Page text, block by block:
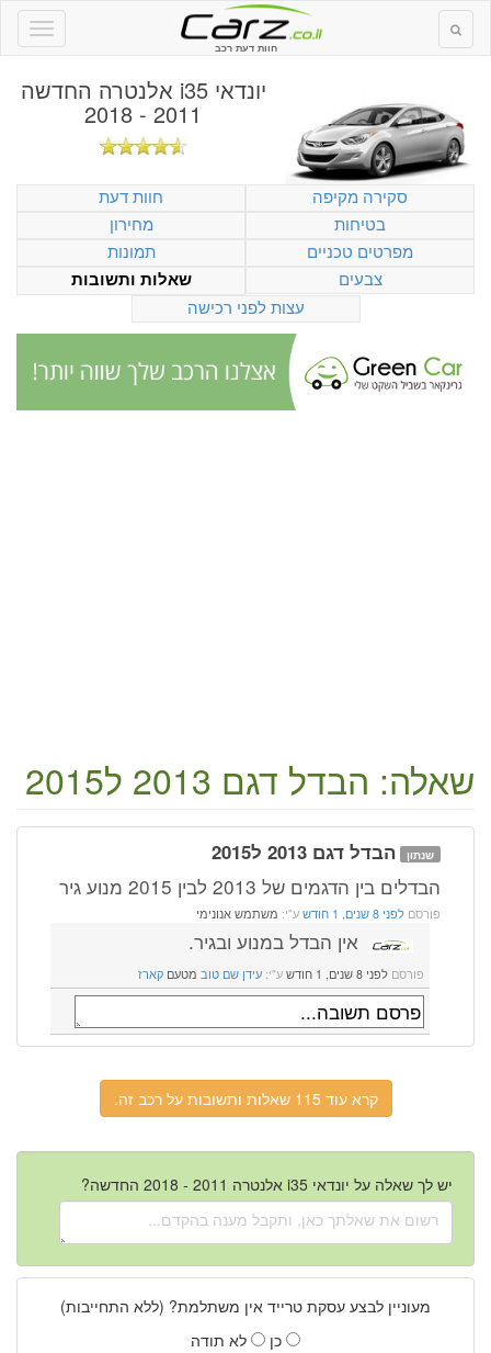
חוות דעת רכב
יונדאי i35 אלנטרה החדשה
2011 - 2018
סקירה מקיפה
חוות דעת
בטיחות
מחירון
מפרטים טכניים
תמונות
צבעים
שאלות ותשובות
עצות לפני רכישה
שאלה: הבדל דגם 2013 ל2015
שנתון הבדל דגם 2013 ל2015
הבדלים בין הדגמים של 2013 לבין 2015 מנוע גיר
פורסם לפני 8 שנים, 1 חודש ע"י: משתמש אנונימי
אין הבדל במנוע ובגיר.
פורסם לפני 8 שנים, 1 חודש ע"י: עידן שם טוב מטעם קארז
קרא עוד 115 שאלות ותשובות על רכב זה.
יש לך שאלה על יונדאי i35 אלנטרה 2011 - 2018 החדשה?
מעוניין לבצע עסקת טרייד אין משתלמת? (ללא התחייבות)
כן
לא תודה